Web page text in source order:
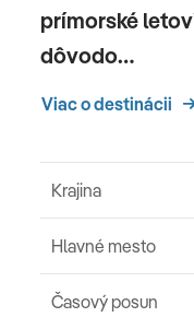
prímorské
dôvodo…
Viac o destinácii
Krajina
Hlavné mesto
Časový posun